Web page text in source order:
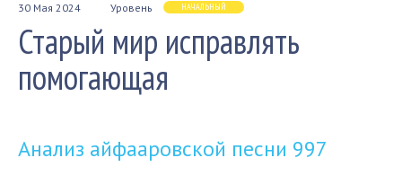
30 Мая 2024 Уровень НАЧАЛЬНЫЙ
Старый мир исправлять
помогающая
Анализ айфааровской песни 997